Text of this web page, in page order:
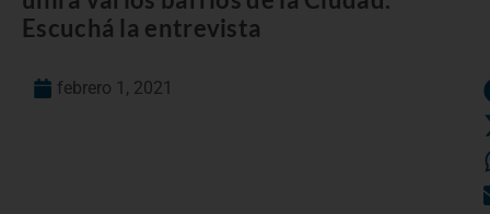
Escuchá la entrevista
febrero 1, 2021